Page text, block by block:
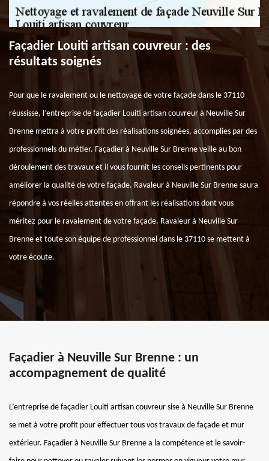
Façadier Louiti artisan couvreur : des
résultats soignés
Pour que le ravalement ou le nettoyage de votre façade dans le 37110
réussisse, l’entreprise de façadier Louiti artisan couvreur à Neuville Sur
Brenne mettra à votre profit des réalisations soignées, accomplies par des
professionnels du métier. Façadier à Neuville Sur Brenne veille au bon
déroulement des travaux et il vous fournit les conseils pertinents pour
améliorer la qualité de votre façade. Ravaleur à Neuville Sur Brenne saura
répondre à vos réelles attentes en offrant les réalisations dont vous
méritez pour le ravalement de votre façade. Ravaleur à Neuville Sur
Brenne et toute son équipe de professionnel dans le 37110 se mettent à
votre écoute.
Façadier à Neuville Sur Brenne : un
accompagnement de qualité
L’entreprise de façadier Louiti artisan couvreur sise à Neuville Sur Brenne
se met à votre profit pour effectuer tous vos travaux de façade et mur
extérieur. Façadier à Neuville Sur Brenne a la compétence et le savoir-